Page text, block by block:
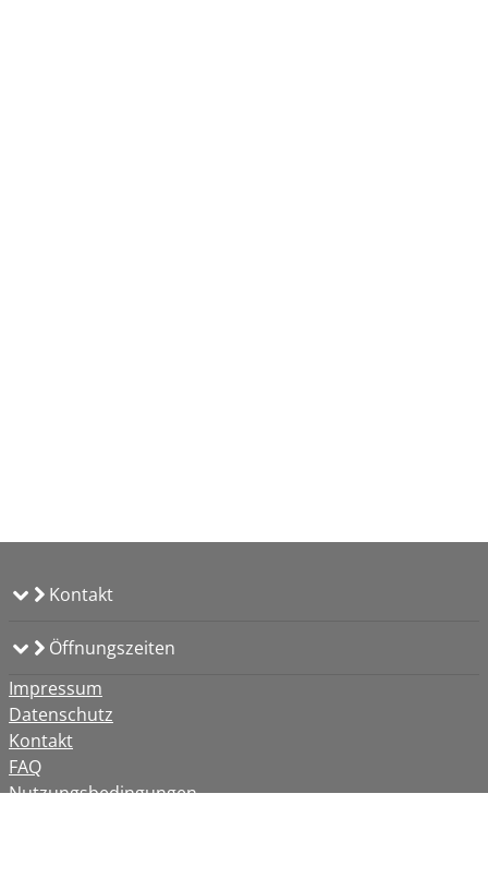
Kontakt
Öffnungszeiten
Impressum
Datenschutz
Kontakt
FAQ
Nutzungsbedingungen